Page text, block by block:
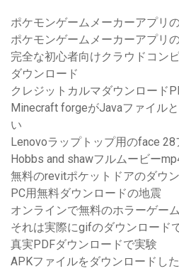
ポケモンゲームメーカーアプリ
ポケモンゲームメーカーアプリ
完全な初心者向けクラウドコン
ダウンロード
クレジットカルマダウンロード
Minecraft forgeがJavaファイル
い
Lenovoラップトップ用のface
Hobbs and shawフルムービー
無料のrevitポケットドアのダウ
PC用無料ダウンロードの地震
オンラインで無料のホラーゲー
それは実際にgifのダウンロード
真実PDFダウンロードで実験
APKファイルをダウンロードし